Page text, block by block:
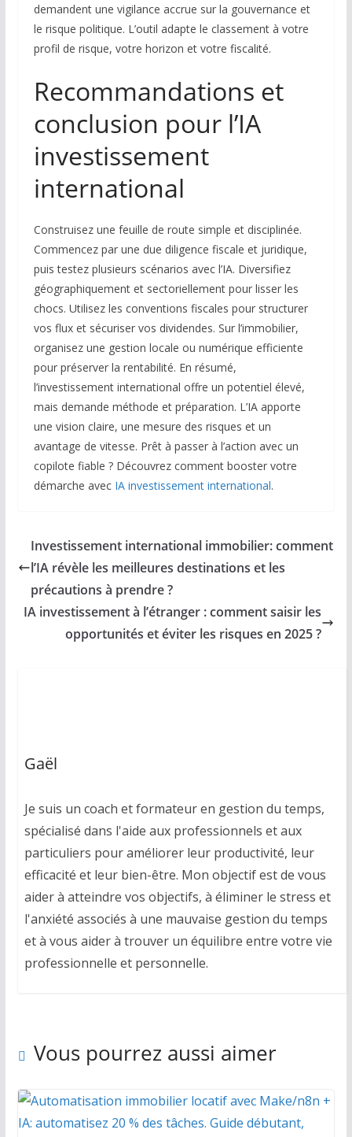
demandent une vigilance accrue sur la gouvernance et
le risque politique. L’outil adapte le classement à votre
profil de risque, votre horizon et votre fiscalité.
Recommandations et
conclusion pour l’IA
investissement
international
Construisez une feuille de route simple et disciplinée.
Commencez par une due diligence fiscale et juridique,
puis testez plusieurs scénarios avec l’IA. Diversifiez
géographiquement et sectoriellement pour lisser les
chocs. Utilisez les conventions fiscales pour structurer
vos flux et sécuriser vos dividendes. Sur l’immobilier,
organisez une gestion locale ou numérique efficiente
pour préserver la rentabilité. En résumé,
l’investissement international offre un potentiel élevé,
mais demande méthode et préparation. L’IA apporte
une vision claire, une mesure des risques et un
avantage de vitesse. Prêt à passer à l’action avec un
copilote fiable ? Découvrez comment booster votre
démarche avec IA investissement international.
Investissement international immobilier: comment
l’IA révèle les meilleures destinations et les
précautions à prendre ?
IA investissement à l’étranger : comment saisir les
opportunités et éviter les risques en 2025 ?
Gaël
Je suis un coach et formateur en gestion du temps,
spécialisé dans l'aide aux professionnels et aux
particuliers pour améliorer leur productivité, leur
efficacité et leur bien-être. Mon objectif est de vous
aider à atteindre vos objectifs, à éliminer le stress et
l'anxiété associés à une mauvaise gestion du temps
et à vous aider à trouver un équilibre entre votre vie
professionnelle et personnelle.
Vous pourrez aussi aimer